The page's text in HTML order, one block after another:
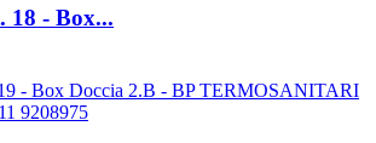
18 - Box...